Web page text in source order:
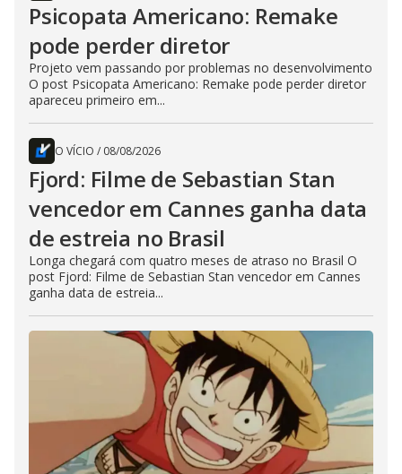
Psicopata Americano: Remake
pode perder diretor
Projeto vem passando por problemas no desenvolvimento
O post Psicopata Americano: Remake pode perder diretor
apareceu primeiro em...
O VÍCIO / 08/08/2026
Fjord: Filme de Sebastian Stan
vencedor em Cannes ganha data
de estreia no Brasil
Longa chegará com quatro meses de atraso no Brasil O
post Fjord: Filme de Sebastian Stan vencedor em Cannes
ganha data de estreia...